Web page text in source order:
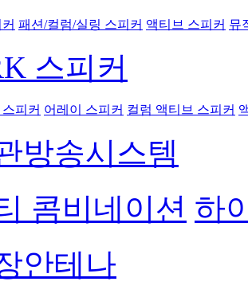
패션/컬럼/실링 스피커 액티브 스피커 뮤
스피커
피커 어레이 스피커 컬럼 액티브 스피커
방송시스템
콤비네이션 하
안테나